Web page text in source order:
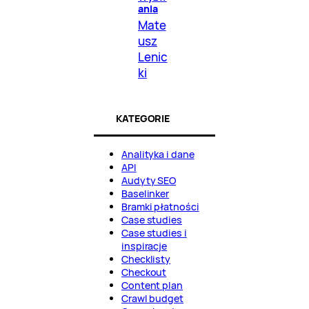
ania
Mate
usz
Lenic
ki
KATEGORIE
Analityka i dane
API
Audyty SEO
Baselinker
Bramki płatności
Case studies
Case studies i
inspiracje
Checklisty
Checkout
Content plan
Crawl budget